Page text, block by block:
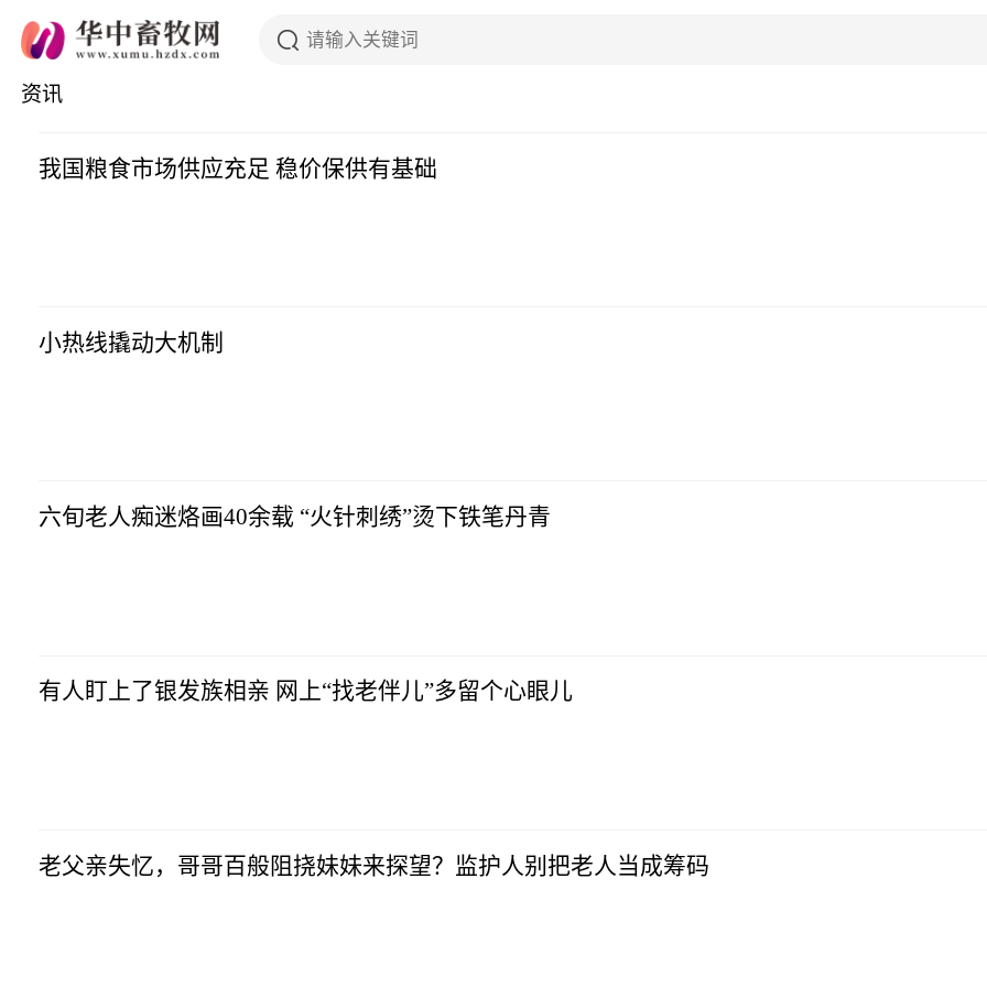
资讯
我国粮食市场供应充足 稳价保供有基础
小热线撬动大机制
六旬老人痴迷烙画40余载 “火针刺绣”烫下铁笔丹青
有人盯上了银发族相亲 网上“找老伴儿”多留个心眼儿
老父亲失忆，哥哥百般阻挠妹妹来探望？监护人别把老人当成筹码